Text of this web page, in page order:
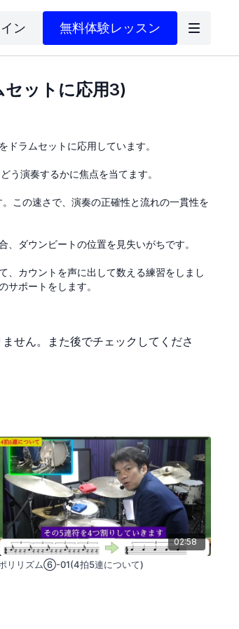
ン 無料体験レッスン
ットに応用3)
ドラムセットに応用しています。
う演奏するかに焦点を当てます。
この速さで、演奏の正確性と流れの一貫性を
ダウンビートの位置を見失いがちです。
、カウントを声に出して数える練習をしまし
サポートをします。
せん。また後でチェックしてくださ
02:58
リリズム⑥-01(4拍5連について)